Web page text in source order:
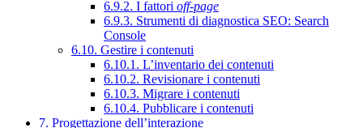
6.9.2. I fattori off-page
6.9.3. Strumenti di diagnostica SEO: Search
Console
6.10. Gestire i contenuti
6.10.1. L’inventario dei contenuti
6.10.2. Revisionare i contenuti
6.10.3. Migrare i contenuti
6.10.4. Pubblicare i contenuti
7. Progettazione dell’interazione